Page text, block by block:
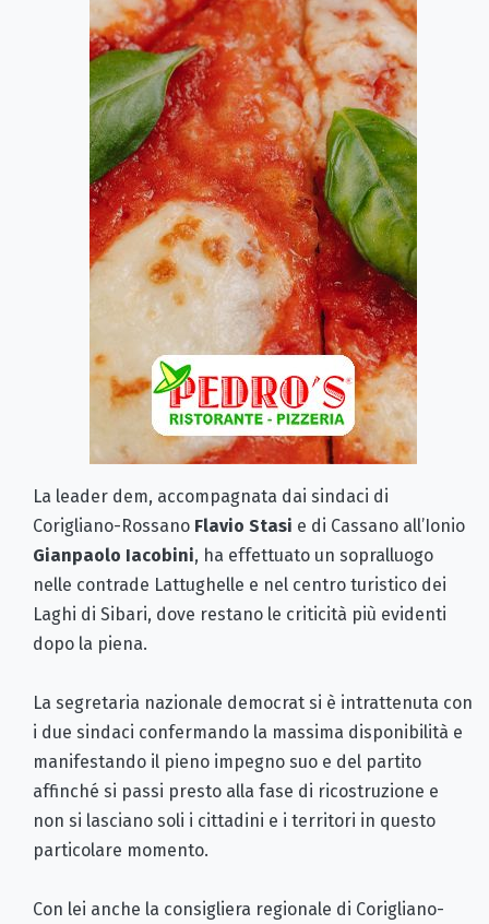
La leader dem, accompagnata dai sindaci di
Corigliano-Rossano Flavio Stasi e di Cassano all’Ionio
Gianpaolo Iacobini, ha effettuato un sopralluogo
nelle contrade Lattughelle e nel centro turistico dei
Laghi di Sibari, dove restano le criticità più evidenti
dopo la piena.
La segretaria nazionale democrat si è intrattenuta con
i due sindaci confermando la massima disponibilità e
manifestando il pieno impegno suo e del partito
affinché si passi presto alla fase di ricostruzione e
non si lasciano soli i cittadini e i territori in questo
particolare momento.
Con lei anche la consigliera regionale di Corigliano-